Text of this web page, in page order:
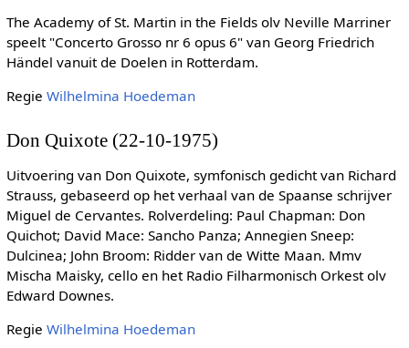
The Academy of St. Martin in the Fields olv Neville Marriner
speelt "Concerto Grosso nr 6 opus 6" van Georg Friedrich
Händel vanuit de Doelen in Rotterdam.
Regie Wilhelmina Hoedeman
Don Quixote (22-10-1975)
Uitvoering van Don Quixote, symfonisch gedicht van Richard
Strauss, gebaseerd op het verhaal van de Spaanse schrijver
Miguel de Cervantes. Rolverdeling: Paul Chapman: Don
Quichot; David Mace: Sancho Panza; Annegien Sneep:
Dulcinea; John Broom: Ridder van de Witte Maan. Mmv
Mischa Maisky, cello en het Radio Filharmonisch Orkest olv
Edward Downes.
Regie Wilhelmina Hoedeman